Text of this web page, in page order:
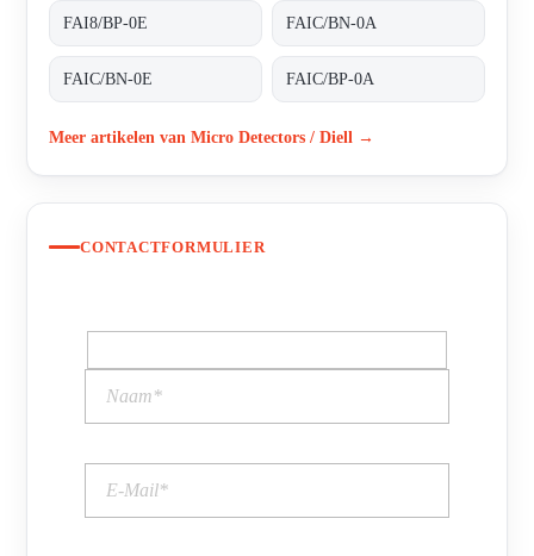
FAI8/BP-0E FAIC/BN-0A
FAIC/BN-0E FAIC/BP-0A
Meer artikelen van Micro Detectors / Diell →
CONTACTFORMULIER